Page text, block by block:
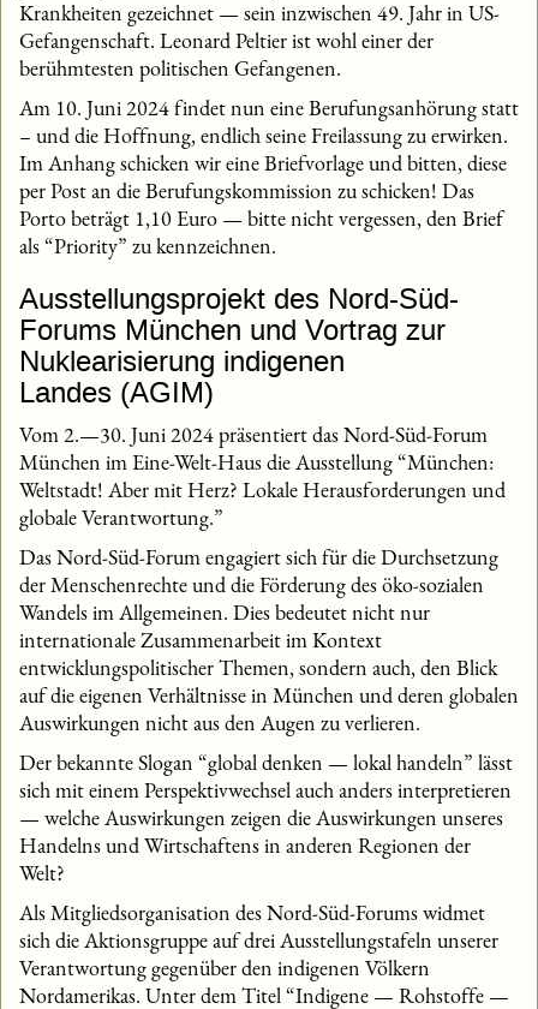
Krankheiten gezeichnet — sein inzwischen 49. Jahr in US-
Gefangenschaft. Leonard Peltier ist wohl einer der
berühmtesten politischen Gefangenen.
Am 10. Juni 2024 findet nun eine Berufungsanhörung statt
– und die Hoffnung, endlich seine Freilassung zu erwirken.
Im Anhang schicken wir eine Briefvorlage und bitten, diese
per Post an die Berufungskommission zu schicken! Das
Porto beträgt 1,10 Euro — bitte nicht vergessen, den Brief
als “Priority” zu kennzeichnen.
Ausstellungsprojekt des Nord-Süd-
Forums München und Vortrag zur
Nuklearisierung indigenen
Landes (AGIM)
Vom 2.—30. Juni 2024 präsentiert das Nord-Süd-Forum
München im Eine-Welt-Haus die Ausstellung “München:
Weltstadt! Aber mit Herz? Lokale Herausforderungen und
globale Verantwortung.”
Das Nord-Süd-Forum engagiert sich für die Durchsetzung
der Menschenrechte und die Förderung des öko-sozialen
Wandels im Allgemeinen. Dies bedeutet nicht nur
internationale Zusammenarbeit im Kontext
entwicklungspolitischer Themen, sondern auch, den Blick
auf die eigenen Verhältnisse in München und deren globalen
Auswirkungen nicht aus den Augen zu verlieren.
Der bekannte Slogan “global denken — lokal handeln” lässt
sich mit einem Perspektivwechsel auch anders interpretieren
— welche Auswirkungen zeigen die Auswirkungen unseres
Handelns und Wirtschaftens in anderen Regionen der
Welt?
Als Mitgliedsorganisation des Nord-Süd-Forums widmet
sich die Aktionsgruppe auf drei Ausstellungstafeln unserer
Verantwortung gegenüber den indigenen Völkern
Nordamerikas. Unter dem Titel “Indigene — Rohstoffe —